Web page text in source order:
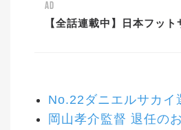
AD
【全話連載中】日本フッ
No.22ダニエルサカイ
岡山孝介監督 退任の